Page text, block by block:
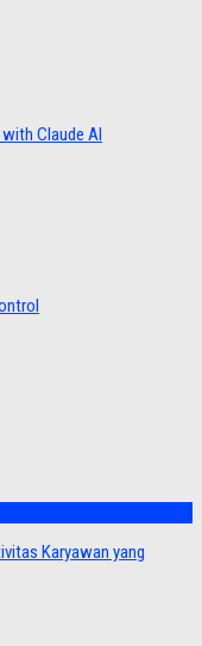
Claude AI
Karyawan yang